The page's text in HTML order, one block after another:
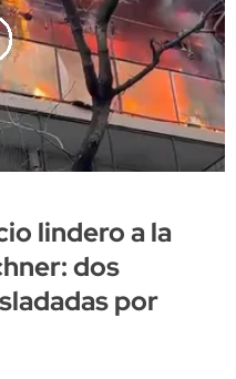
lindero a la
dos
por